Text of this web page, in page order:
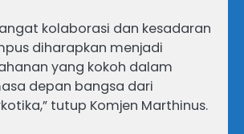
kolaborasi dan kesadaran
diharapkan menjadi
yang kokoh dalam
depan bangsa dari
tutup Komjen Marthinus.